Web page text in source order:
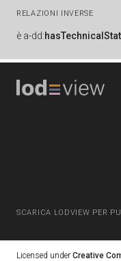
RELAZIONI INVERSE
è a-dd:
SCARICA LODVIEW PER
Licensed under Creative